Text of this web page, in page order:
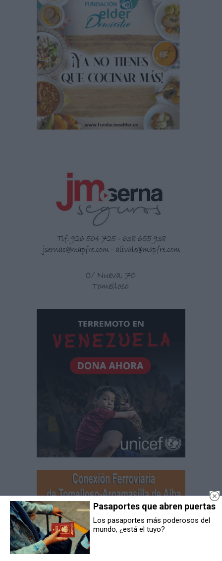
Pasaportes que abren puertas
Los pasaportes más poderosos del
mundo, ¿está el tuyo?